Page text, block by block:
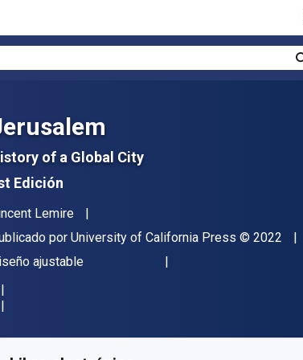
of a Global City
Edición
Lemire
por University of California Press Copyright
© 2022
ajustable